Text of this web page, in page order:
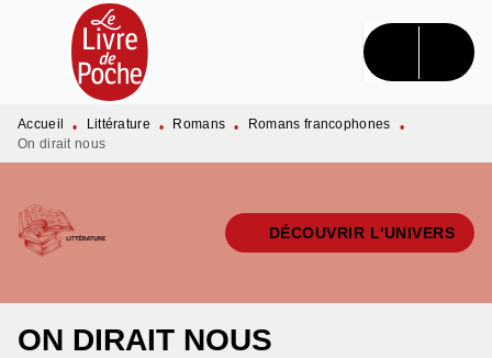
MENU RECHERCHE CONTENU
PIED DE PAGE
Accueil • Littérature • Romans • Romans francophones
•
On dirait nous
DÉCOUVRIR L'UNIVERS
ON DIRAIT NOUS